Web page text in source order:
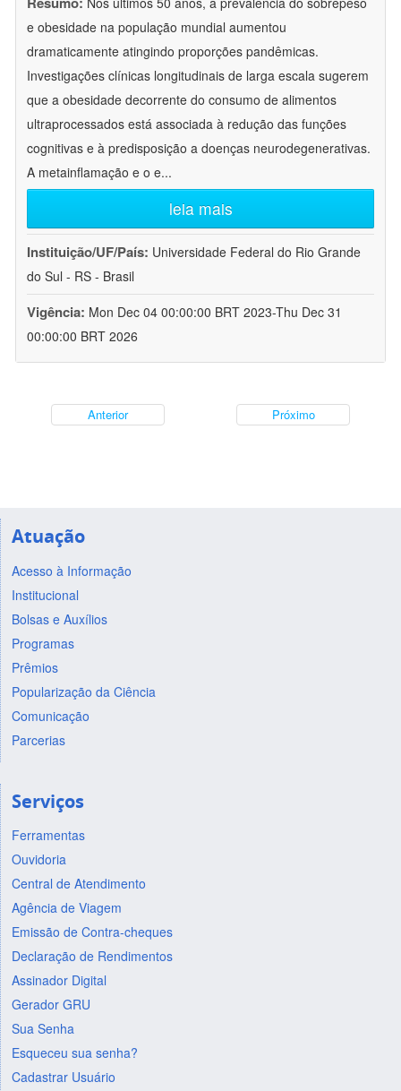
e obesidade na população mundial aumentou
dramaticamente atingindo proporções pandêmicas.
Investigações clínicas longitudinais de larga escala sugerem
que a obesidade decorrente do consumo de alimentos
ultraprocessados está associada à redução das funções
cognitivas e à predisposição a doenças neurodegenerativas.
A metainflamação e o e...
leia mais
Instituição/UF/País: Universidade Federal do Rio Grande
do Sul - RS - Brasil
Vigência: Mon Dec 04 00:00:00 BRT 2023-Thu Dec 31
00:00:00 BRT 2026
Anterior Próximo
Atuação
Acesso à Informação
Institucional
Bolsas e Auxílios
Programas
Prêmios
Popularização da Ciência
Comunicação
Parcerias
Serviços
Ferramentas
Ouvidoria
Central de Atendimento
Agência de Viagem
Emissão de Contra-cheques
Declaração de Rendimentos
Assinador Digital
Gerador GRU
Sua Senha
Esqueceu sua senha?
Cadastrar Usuário